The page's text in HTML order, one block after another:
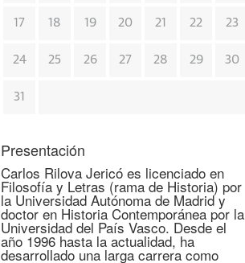
17 18 19 20 21 22 23
24 25 26 27 28 29 30
31
Presentación
Carlos Rilova Jericó es licenciado en
Filosofía y Letras (rama de Historia) por
la Universidad Autónoma de Madrid y
doctor en Historia Contemporánea por la
Universidad del País Vasco. Desde el
año 1996 hasta la actualidad, ha
desarrollado una larga carrera como